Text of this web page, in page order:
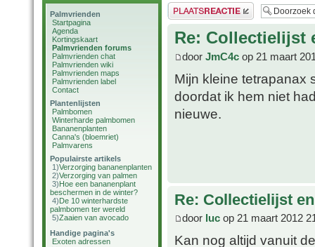
Palmvrienden
Startpagina
Agenda
Kortingskaart
Palmvrienden forums
Palmvrienden chat
Palmvrienden wiki
Palmvrienden maps
Palmvrienden label
Contact
Plantenlijsten
Palmbomen
Winterharde palmbomen
Bananenplanten
Canna's (bloemriet)
Palmvarens
Populairste artikels
1)Verzorging bananenplanten
2)Verzorging van palmen
3)Hoe een bananenplant
beschermen in de winter?
4)De 10 winterhardste
palmbomen ter wereld
5)Zaaien van avocado
Handige pagina's
Exoten adressen
Plaats een reactie
Re: Collectielijst
door JmC4c op 21 maart
Mijn kleine tetrapanax
doordat ik hem niet
nieuwe.
Re: Collectielijst
door luc op 21 maart 2012
Kan nog altijd vanuit